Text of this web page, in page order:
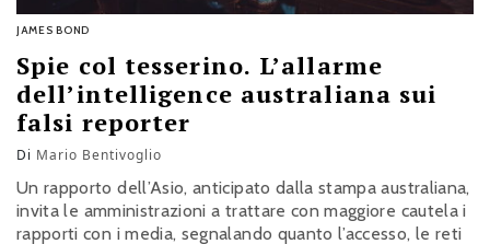
JAMES BOND
Spie col tesserino. L’allarme
dell’intelligence australiana sui
falsi reporter
Di Mario Bentivoglio
Un rapporto dell’Asio, anticipato dalla stampa australiana,
invita le amministrazioni a trattare con maggiore cautela i
rapporti con i media, segnalando quanto l’accesso, le reti